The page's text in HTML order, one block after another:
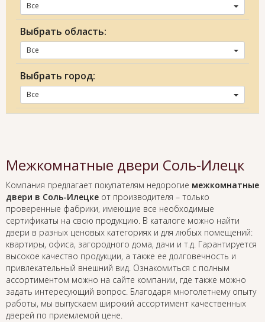
Все
Выбрать область:
Все
Выбрать город:
Все
Межкомнатные двери Соль-Илецк
Компания предлагает покупателям недорогие межкомнатные
двери в Соль-Илецке от производителя – только
проверенные фабрики, имеющие все необходимые
сертификаты на свою продукцию. В каталоге можно найти
двери в разных ценовых категориях и для любых помещений:
квартиры, офиса, загородного дома, дачи и т.д. Гарантируется
высокое качество продукции, а также ее долговечность и
привлекательный внешний вид. Ознакомиться с полным
ассортиментом можно на сайте компании, где также можно
задать интересующий вопрос. Благодаря многолетнему опыту
работы, мы выпускаем широкий ассортимент качественных
дверей по приемлемой цене.